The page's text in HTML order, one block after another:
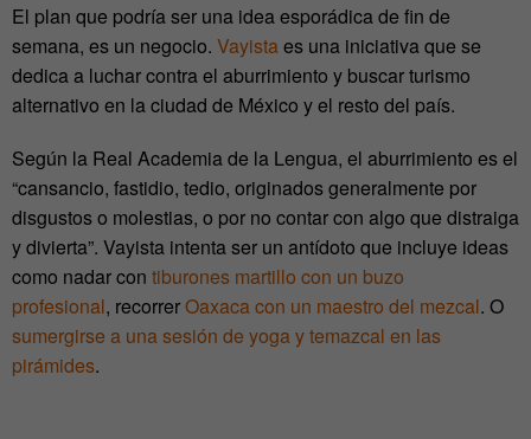
El plan que podría ser una idea esporádica de fin de
semana, es un negocio. Vayista es una iniciativa que se
dedica a luchar contra el aburrimiento y buscar turismo
alternativo en la ciudad de México y el resto del país.
Según la Real Academia de la Lengua, el aburrimiento es el
“cansancio, fastidio, tedio, originados generalmente por
disgustos o molestias, o por no contar con algo que distraiga
y divierta”. Vayista intenta ser un antídoto que incluye ideas
como nadar con tiburones martillo con un buzo
profesional, recorrerOaxaca con un maestro del mezcal. O
sumergirse a una sesión de yoga y temazcal en las
pirámides.